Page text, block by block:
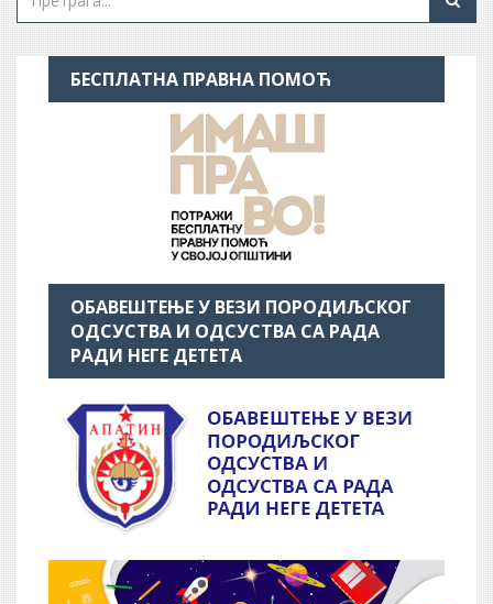
БЕСПЛАТНА ПРАВНА ПОМОЋ
ОБАВЕШТЕЊЕ У ВЕЗИ ПОРОДИЉСКОГ
ОДСУСТВА И ОДСУСТВА СА РАДА
РАДИ НЕГЕ ДЕТЕТА